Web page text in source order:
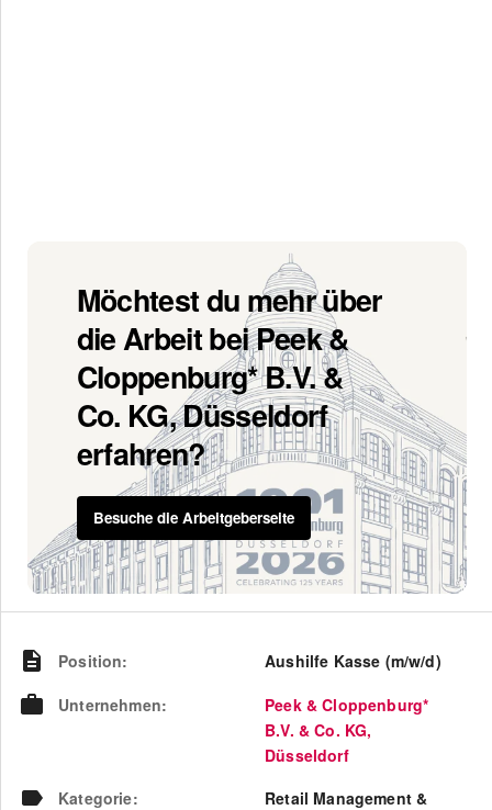
Möchtest du mehr über
die Arbeit bei Peek &
Cloppenburg* B.V. &
Co. KG, Düsseldorf
erfahren?
Besuche die Arbeitgeberseite
Position:
Aushilfe Kasse (m/w/d)
Unternehmen:
Peek & Cloppenburg*
B.V. & Co. KG,
Düsseldorf
Kategorie:
Retail Management &